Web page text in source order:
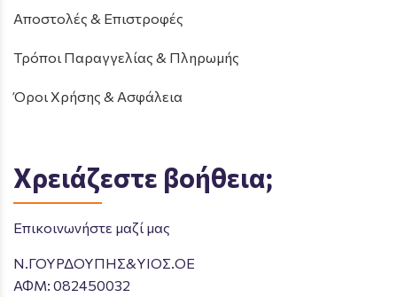
Αποστολές & Επιστροφές
Τρόποι Παραγγελίας & Πληρωμής
Όροι Χρήσης & Ασφάλεια
Χρειάζεστε βοήθεια;
Επικοινωνήστε μαζί μας
Ν.ΓΟΥΡΔΟΥΠΗΣ&ΥΙΟΣ.ΟΕ
ΑΦΜ: 082450032